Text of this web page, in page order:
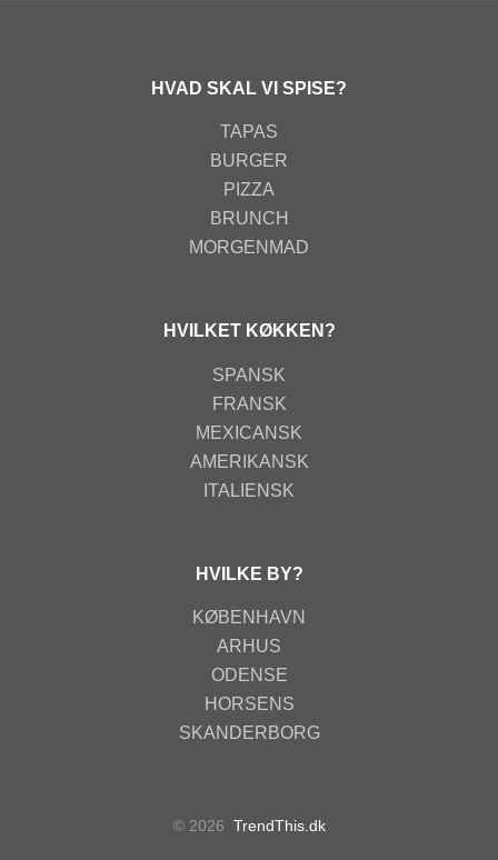
HVAD SKAL VI SPISE?
TAPAS
BURGER
PIZZA
BRUNCH
MORGENMAD
HVILKET KØKKEN?
SPANSK
FRANSK
MEXICANSK
AMERIKANSK
ITALIENSK
HVILKE BY?
KØBENHAVN
ARHUS
ODENSE
HORSENS
SKANDERBORG
© 2026 TrendThis.dk